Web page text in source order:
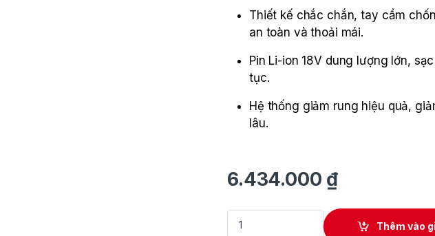
Thiết kế chắc chắn, tay cầm
an toàn và thoải mái.
Pin Li-ion 18V dung lượng lớn,
tục.
Hệ thống giảm rung hiệu quả,
lâu.
6.434.000 ₫
Máy Khoan Bê Tông Dùng Pin Makita
Thêm vào